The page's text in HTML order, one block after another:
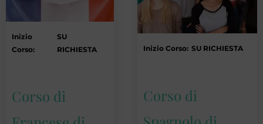
Inizio
Corso:
SU
RICHIESTA
Corso di
Inizio Corso: SU RICHIESTA
Corso di